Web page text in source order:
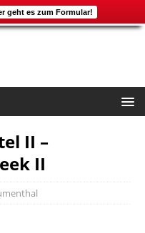
geht es zum Formular!
II –
II